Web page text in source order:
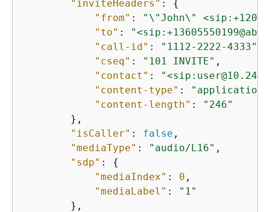
"inviteHeaders" : {
"from" :
"\"John\"
"to" :
"call-id" : "1112-2222-4333"
"cseq" : "101 INVITE" ,
"contact" :
"content-type" :
"application/
"content-length" :
"246"
        },
"isCaller" : false ,
"mediaType" : "audio/L16" ,
"sdp" : {
"mediaIndex" : 0 ,
"mediaLabel" :
"1"
        },